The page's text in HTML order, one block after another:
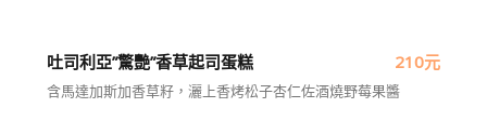
吐司利亞”驚艷”香草起司蛋糕 210元
含馬達加斯加香草籽，灑上香烤松子杏仁佐酒燒野莓果醬